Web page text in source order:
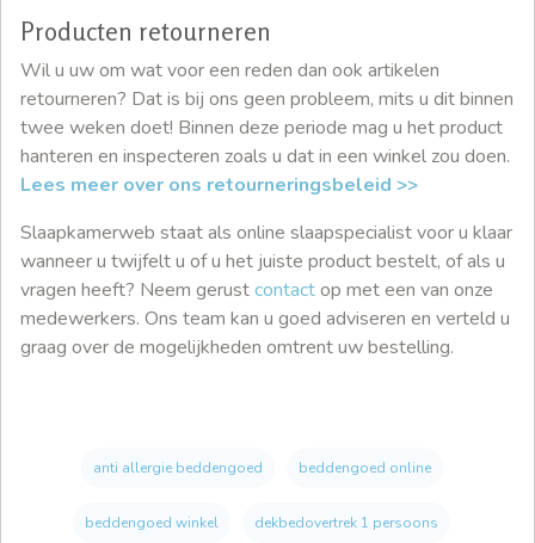
Producten retourneren
Wil u uw om wat voor een reden dan ook artikelen
retourneren? Dat is bij ons geen probleem, mits u dit binnen
twee weken doet! Binnen deze periode mag u het product
hanteren en inspecteren zoals u dat in een winkel zou doen.
Lees meer over ons retourneringsbeleid >>
Slaapkamerweb staat als online slaapspecialist voor u klaar
wanneer u twijfelt u of u het juiste product bestelt, of als u
vragen heeft? Neem gerustcontactop met een van onze
medewerkers. Ons team kan u goed adviseren en verteld u
graag over de mogelijkheden omtrent uw bestelling.
anti allergie beddengoed beddengoed online
beddengoed winkel dekbedovertrek 1 persoons